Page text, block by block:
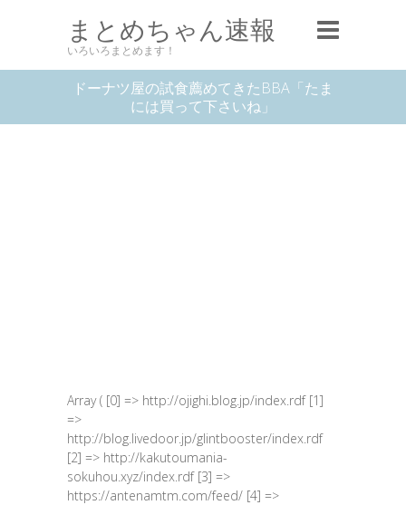
まとめちゃん速報
いろいろまとめます！
ドーナツ屋の試食薦めてきたBBA「たま
には買って下さいね」
Array ( [0] => http://ojighi.blog.jp/index.rdf [1]
=>
http://blog.livedoor.jp/glintbooster/index.rdf
[2] => http://kakutoumania-
sokuhou.xyz/index.rdf [3] =>
https://antenamtm.com/feed/ [4] =>